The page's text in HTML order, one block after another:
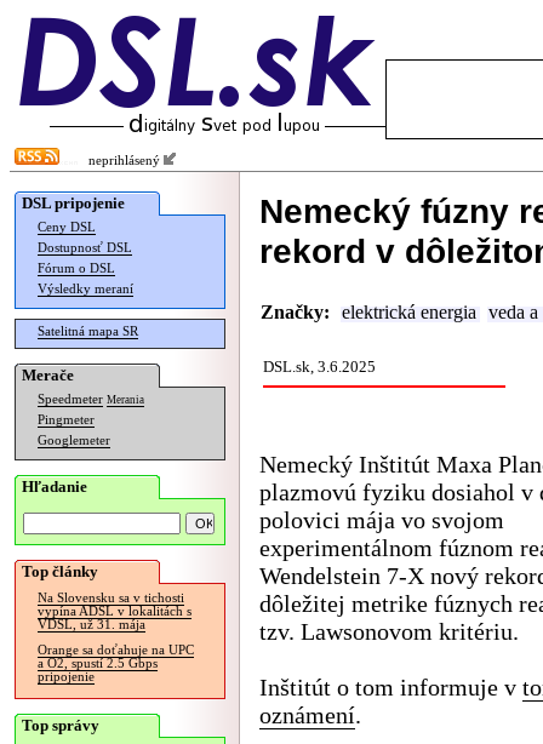
neprihlásený
DSL pripojenie
Ceny DSL
Dostupnosť DSL
Fórum o DSL
Výsledky meraní
Satelitná mapa SR
Merače
Speedmeter Merania
Pingmeter
Googlemeter
Hľadanie
Top články
Na Slovensku sa v tichosti
vypína ADSL v lokalitách s
VDSL, už 31. mája
Orange sa doťahuje na UPC
a O2, spustí 2.5 Gbps
pripojenie
Top správy
Nemecký fúzny
rekord v
Značky: elektrická energia veda
DSL.sk, 3.6.2025
Nemecký Inštitút Maxa
plazmovú fyziku dosiahol v
polovici mája vo svojom
experimentálnom fúznom
Wendelstein 7-X nový
dôležitej metrike fúznych
tzv. Lawsonovom kritériu.
Inštitút o tom informuje v
oznámení.